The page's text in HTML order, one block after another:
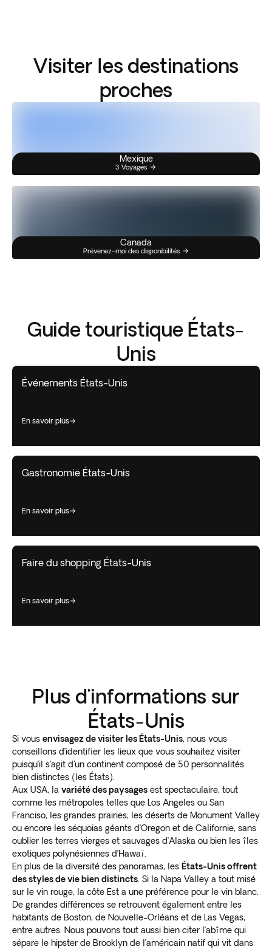
Visiter les destinations
proches
Mexique
3 Voyages
Canada
Prévenez-moi des disponibilités
Guide touristique États-
Unis
Événements États-Unis
en savoir plus
Gastronomie États-Unis
en savoir plus
Faire du shopping États-Unis
en savoir plus
Plus d'informations sur
États-Unis
Si vous envisagez de visiter les États-Unis, nous vous
conseillons d’identifier les lieux que vous souhaitez visiter
puisqu’il s’agit d'un continent composé de 50 personnalités
bien distinctes (les États).
Aux USA, la variété des paysages est spectaculaire, tout
comme les métropoles telles que Los Angeles ou San
Franciso, les grandes prairies, les déserts de Monument Valley
ou encore les séquoias géants d’Oregon et de Californie, sans
oublier les terres vierges et sauvages d’Alaska ou bien les îles
exotiques polynésiennes d’Hawaï.
En plus de la diversité des panoramas, les États-Unis offrent
des styles de vie bien distincts . Si la Napa Valley a tout misé
sur le vin rouge, la côte Est a une préférence pour le vin blanc.
De grandes différences se retrouvent également entre les
habitants de Boston, de Nouvelle-Orléans et de Las Vegas,
entre autres. Nous pouvons tout aussi bien citer l’abîme qui
sépare le hipster de Brooklyn de l’américain natif qui vit dans